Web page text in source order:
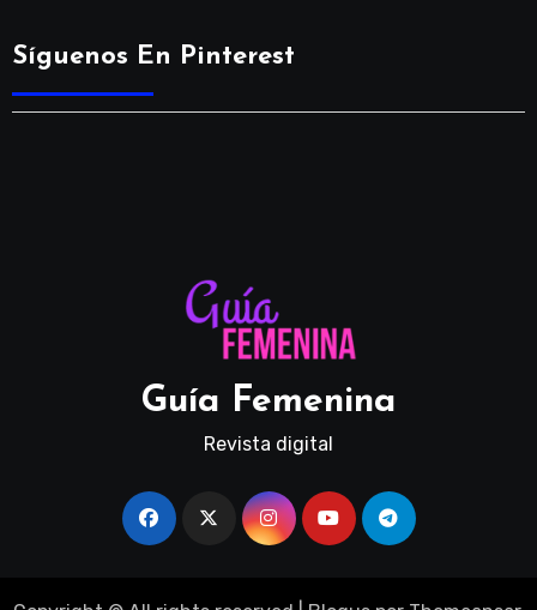
Síguenos En Pinterest
Guía Femenina
Revista digital